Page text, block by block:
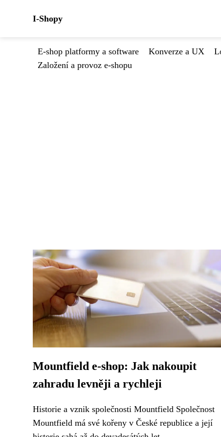
I-Shopy
E-shop platformy a software Konverze a UX
Založení a provoz e-shopu
Mountfield e-shop: Jak nakoupit
zahradu levněji a rychleji
Historie a vznik společnosti Mountfield Společnost
Mountfield má své kořeny v České republice a její